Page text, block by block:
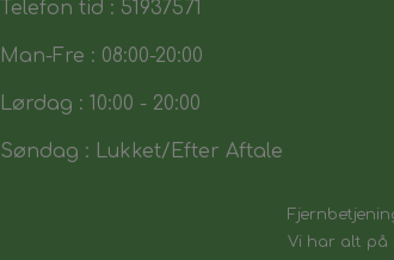
Telefon tid : 51937571
Man-Fre : 08:00-20:00
Lørdag : 10:00 - 20:00
Søndag : Lukket/Efter Aftale
Vi har alt på